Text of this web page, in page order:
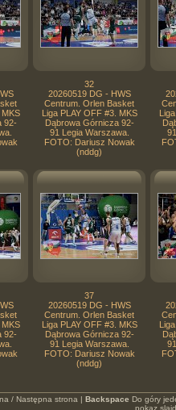
92-
32
20260519 DG - HWS
Centrum. Orlen Basket
Liga PLAY OFF #3. MKS
Dąbrowa Górnicza 92-
91 Legia Warszawa.
FOTO: Dariusz Nowak
(nddg)
92-
37
20260519 DG - HWS
Centrum. Orlen Basket
Liga PLAY OFF #3. MKS
Dąbrowa Górnicza 92-
91 Legia Warszawa.
FOTO: Dariusz Nowak
(nddg)
/ Następna strona | Backspace Do góry
pokaz